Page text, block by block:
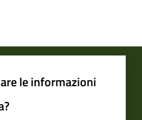
le informazioni